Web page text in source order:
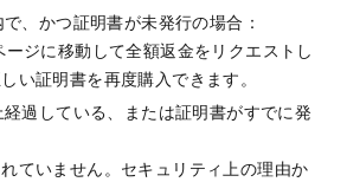
、かつ証明書が未発行の場合：
ージに移動して全額返金をリクエストし
い証明書を再度購入できます。
過している、または証明書がすでに発
ていません。セキュリティ上の理由か